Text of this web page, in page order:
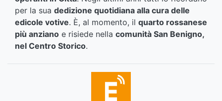
per la sua dedizione quotidiana alla cura delle
edicole votive. È, al momento, il quarto rossanese
più anziano e risiede nella comunità San Benigno,
nel Centro Storico.